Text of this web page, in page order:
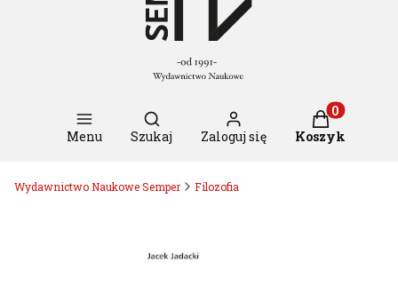
Menu
Otwórz wyszukiwarkę
Szukaj Zaloguj się
Produkty w
Koszyk
Wydawnictwo Naukowe Semper Filozofia